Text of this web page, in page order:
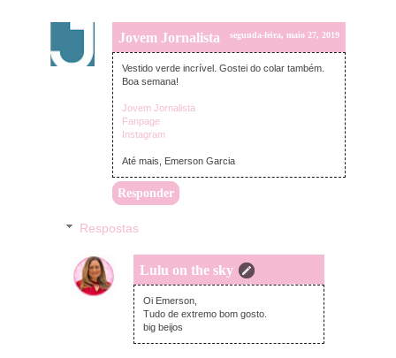
Jovem Jornalista segunda-feira, maio 27, 2019
Vestido verde incrível. Gostei do colar também.
Boa semana!
Jovem Jornalista
Fanpage
Instagram
Até mais, Emerson Garcia
Responder
Respostas
Lulu on the sky
segunda-feira, maio 27, 2019
Oi Emerson,
Tudo de extremo bom gosto.
big beijos